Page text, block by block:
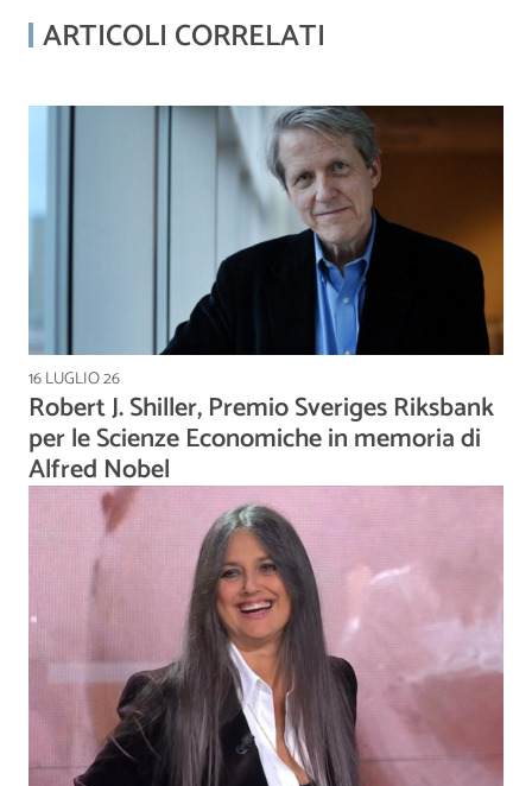
ARTICOLI CORRELATI
16 LUGLIO 26
Robert J. Shiller, Premio Sveriges Riksbank
per le Scienze Economiche in memoria di
Alfred Nobel